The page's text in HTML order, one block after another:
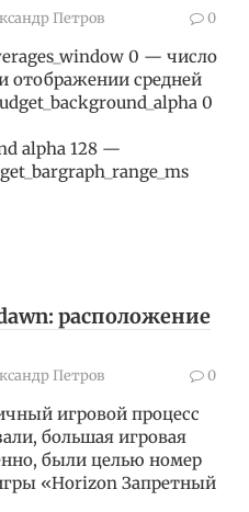
Петров 0
0 — число
отображении средней
0
alpha 128 —
расположение
Петров 0
игровой процесс
большая игровая
были целью номер
«Horizon Запретный